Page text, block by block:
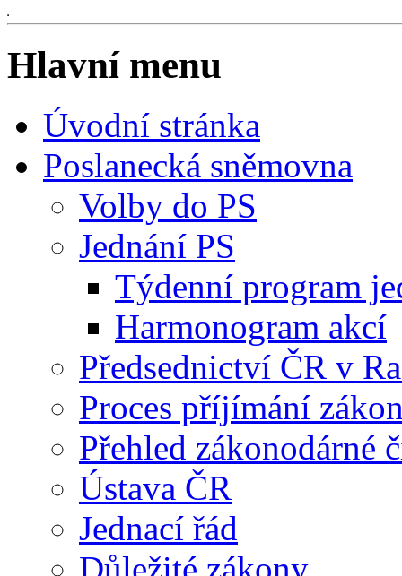
Hlavní menu
Úvodní stránka
Poslanecká sněmovna
Volby do PS
Jednání PS
Týdenní program
Harmonogram akcí
Předsednictví ČR v
Proces příjímání
Přehled zákonodárné
Ústava ČR
Jednací řád
Důležité zákony